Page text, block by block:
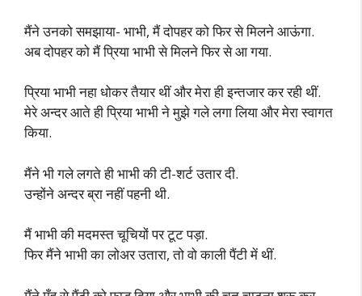
मैंने उनको समझाया- भाभी, मैं दोपहर को फिर से मिलने आऊंगा.
अब दोपहर को मैं प्रिया भाभी से मिलने फिर से आ गया.
प्रिया भाभी नहा धोकर तैयार थीं और मेरा ही इन्तजार कर रही थीं.
मेरे अन्दर आते ही प्रिया भाभी ने मुझे गले लगा लिया और मेरा स्वागत
किया.
मैंने भी गले लगते ही भाभी की टी-शर्ट उतार दी.
उन्होंने अन्दर ब्रा नहीं पहनी थी.
मैं भाभी की मदमस्त चूचियों पर टूट पड़ा.
फिर मैंने भाभी का लोअर उतारा, तो वो काली पैंटी में थीं.